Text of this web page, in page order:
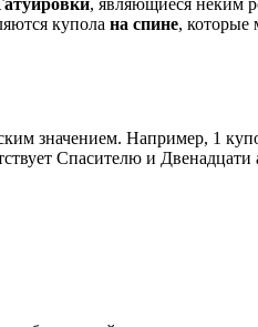
купола на спине, которые
значением. Например, 1
Спасителю и